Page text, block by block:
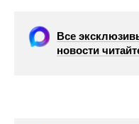
Все
новости